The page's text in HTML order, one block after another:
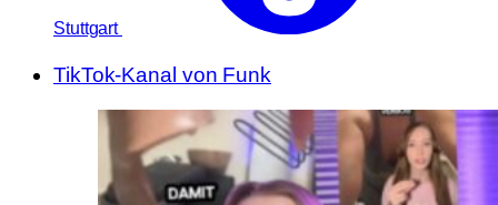
Stuttgart
TikTok-Kanal von Funk